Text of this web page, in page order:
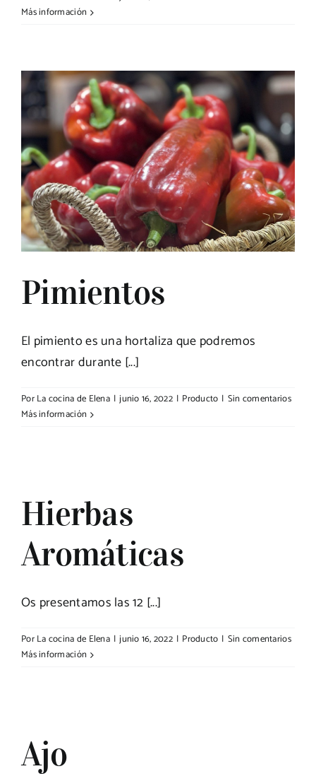
Más información
Pimientos
El pimiento es una hortaliza que podremos
encontrar durante [...]
PorLa cocina de Elena | junio 16, 2022 | Producto | Sin comentarios
Más información
Hierbas
Aromáticas
Os presentamos las 12 [...]
PorLa cocina de Elena | junio 16, 2022 | Producto | Sin comentarios
Más información
Ajo